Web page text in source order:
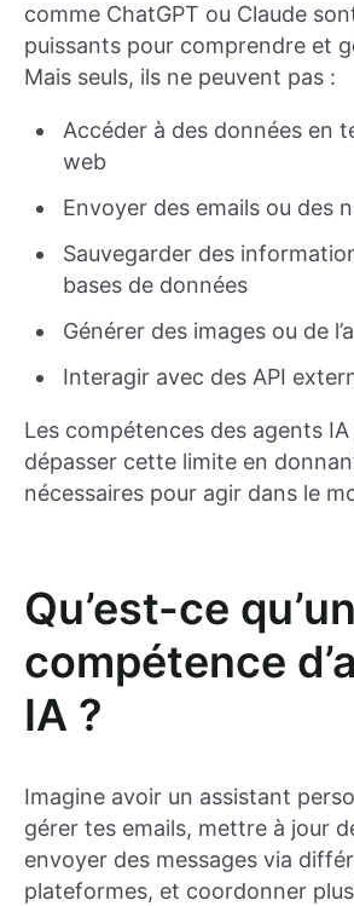
comme ChatGPT ou Claude
puissants pour comprendre et
Mais seuls, ils ne peuvent pas :
Accéder à des données en
web
Envoyer des emails ou des
Sauvegarder des
bases de données
Générer des images ou de
Interagir avec des API
Les compétences des agents
dépasser cette limite en
nécessaires pour agir dans le
Qu’est-ce
compétence
IA ?
Imagine avoir un assistant
gérer tes emails, mettre à jour
envoyer des messages via
plateformes, et coordonner